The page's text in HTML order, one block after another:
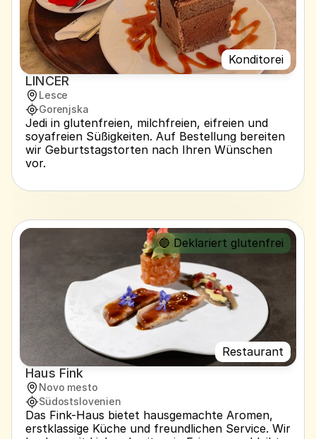
Konditorei
LINCER
Lesce
Gorenjska
Jedi in glutenfreien, milchfreien, eifreien und
soyafreien Süßigkeiten. Auf Bestellung bereiten
wir Geburtstagstorten nach Ihren Wünschen
vor.
Restaurant
🔵 Deklariert glutenfrei
Haus Fink
Novo mesto
Südostslovenien
Das Fink-Haus bietet hausgemachte Aromen,
erstklassige Küche und freundlichen Service. Wir